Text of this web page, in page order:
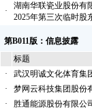
·
湖南华联瓷业股份有
2025年第三次临时股
第B011版：信息披露
标题
·
武汉明诚文化体育集
·
梦网云科技集团股份
·
胜通能源股份有限公